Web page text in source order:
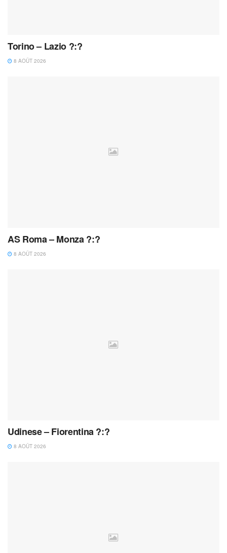
Torino – Lazio ?:?
8 AOÛT 2026
AS Roma – Monza ?:?
8 AOÛT 2026
Udinese – Fiorentina ?:?
8 AOÛT 2026